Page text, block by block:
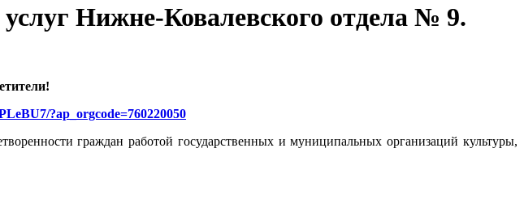
Нижне-Ковалевского отдела № 9.
?ap_orgcode=760220050
граждан работой государственных и муниципальных организаций культуры,